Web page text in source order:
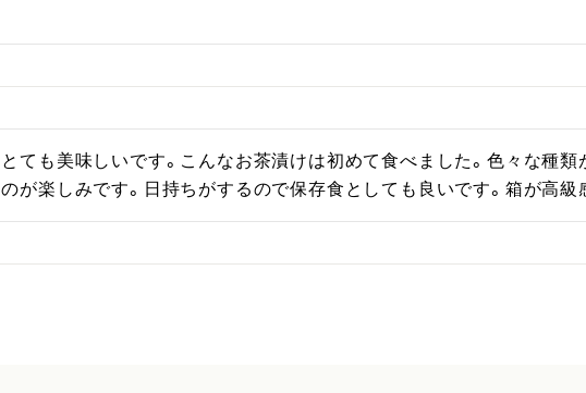
とても美味しいです。こんなお茶漬けは初めて食べました。色々な種
のが楽しみです。日持ちがするので保存食としても良いです。箱が高